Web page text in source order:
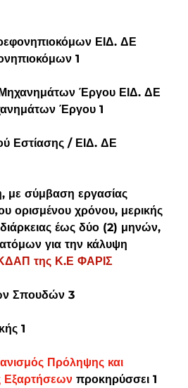
ΕΙΔ. ΔΕ
1
Έργου ΕΙΔ. ΔΕ
Έργου 1
Εστίασης / ΕΙΔ. ΔΕ
με σύμβαση εργασίας
ορισμένου χρόνου, μερικής
έως δύο (2) μηνών,
για την κάλυψη
της Κ.Ε ΦΑΡΙΣ
Σπουδών 3
1
Πρόληψης και
Εξαρτήσεων προκηρύσσει 1